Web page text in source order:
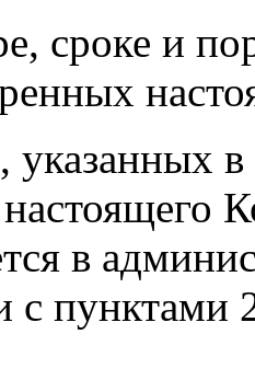
сроке и
указанных
в
с пунктами